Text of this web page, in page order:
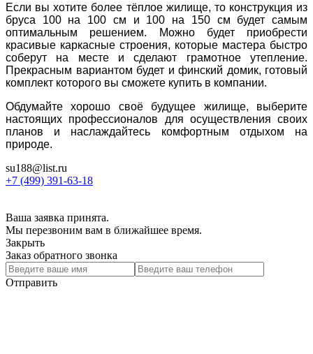
Если вы хотите более тёплое жилище, то конструкция из
бруса 100 на 100 см и 100 на 150 см будет самым
оптимальным решением. Можно будет приобрести
красивые каркасные строения, которые мастера быстро
соберут на месте и сделают грамотное утепление.
Прекрасным вариантом будет и финский домик, готовый
комплект которого вы сможете купить в компании.
Обдумайте хорошо своё будущее жилище, выберите
настоящих профессионалов для осуществления своих
планов и наслаждайтесь комфортным отдыхом на
природе.
su188@list.ru
+7 (499) 391-63-18
Ваша заявка принята.
Мы перезвоним вам в ближайшее время.
Закрыть
Заказ обратного звонка
Отправить